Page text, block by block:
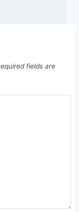
fields are